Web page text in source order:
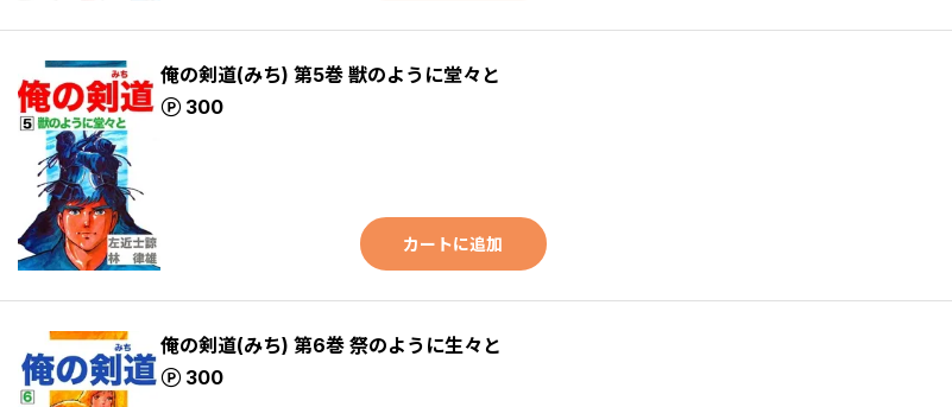
俺の剣道(みち) 第5巻 獣のように堂々と
300
ポイント
カートに追加
俺の剣道(みち) 第6巻 祭のように生々と
300
ポイント